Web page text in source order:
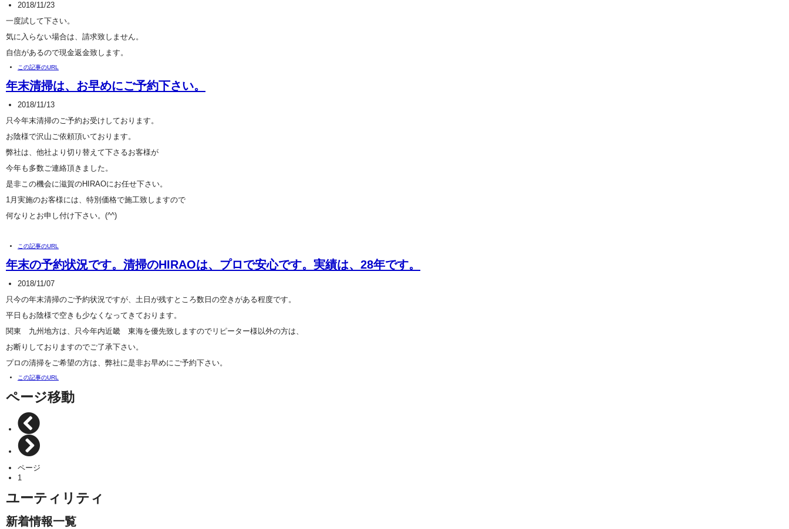
2018/11/23
一度試して下さい。
気に入らない場合は、請求致しません。
自信があるので現金返金致します。
この記事のURL
年末清掃は、お早めにご予約下さい。
2018/11/13
只今年末清掃のご予約お受けしております。
お陰様で沢山ご依頼頂いております。
弊社は、他社より切り替えて下さるお客様が
今年も多数ご連絡頂きました。
是非この機会に滋賀のHIRAOにお任せ下さい。
1月実施のお客様には、特別価格で施工致しますので
何なりとお申し付け下さい。(^^)
この記事のURL
年末の予約状況です。清掃のHIRAOは、プロで安心です。実績は、28年です。
2018/11/07
只今の年末清掃のご予約状況ですが、土日が残すところ数日の空きがある程度です。
平日もお陰様で空きも少なくなってきております。
関東 九州地方は、只今年内近畿 東海を優先致しますのでリピーター様以外の方は、
お断りしておりますのでご了承下さい。
プロの清掃をご希望の方は、弊社に是非お早めにご予約下さい。
この記事のURL
ページ移動
ページ
1
ユーティリティ
新着情報一覧